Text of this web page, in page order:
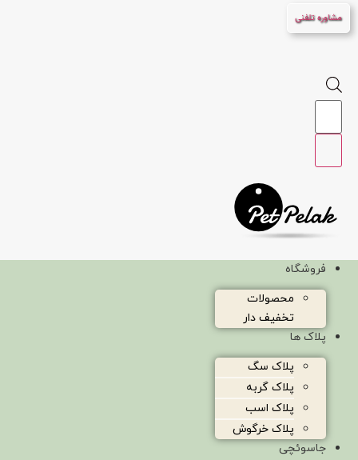
پرش
به
مشاوره تلفنی
Products
فروشگاه
محصولات
تخفیف دار
پلاک ها
پلاک سگ
پلاک گربه
پلاک اسب
پلاک خرگوش
جاسوئچی